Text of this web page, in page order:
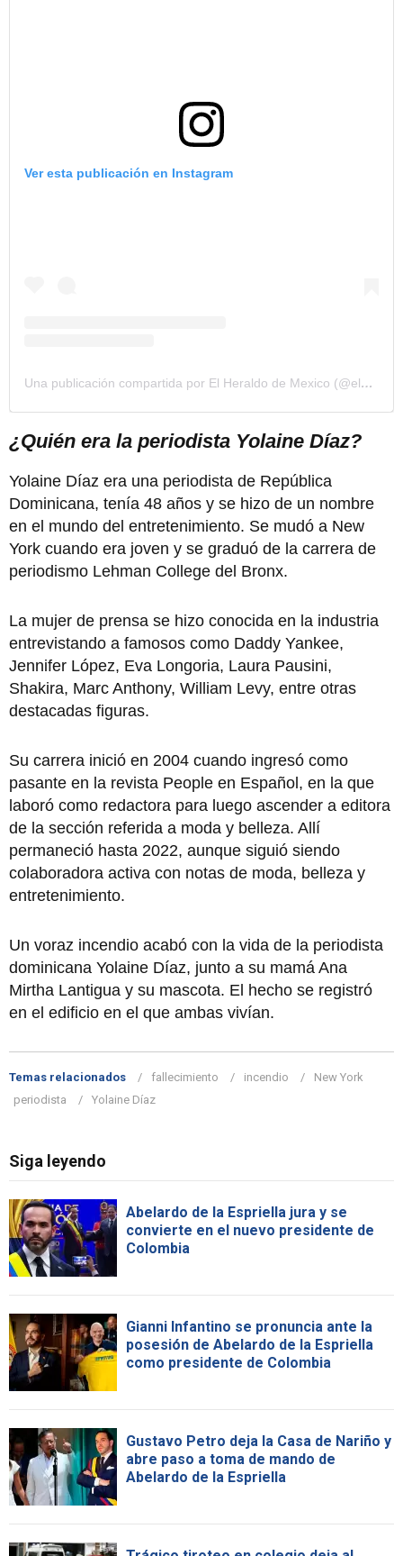
Ver esta publicación en Instagram
Una publicación compartida por El Heraldo de Mexico (@elheraldodemexico)
¿Quién era la periodista Yolaine Díaz?
Yolaine Díaz era una periodista de República
Dominicana, tenía 48 años y se hizo de un nombre
en el mundo del entretenimiento. Se mudó a New
York cuando era joven y se graduó de la carrera de
periodismo Lehman College del Bronx.
La mujer de prensa se hizo conocida en la industria
entrevistando a famosos como Daddy Yankee,
Jennifer López, Eva Longoria, Laura Pausini,
Shakira, Marc Anthony, William Levy, entre otras
destacadas figuras.
Su carrera inició en 2004 cuando ingresó como
pasante en la revista People en Español, en la que
laboró como redactora para luego ascender a editora
de la sección referida a moda y belleza. Allí
permaneció hasta 2022, aunque siguió siendo
colaboradora activa con notas de moda, belleza y
entretenimiento.
Un voraz incendio acabó con la vida de la periodista
dominicana Yolaine Díaz, junto a su mamá Ana
Mirtha Lantigua y su mascota. El hecho se registró
en el edificio en el que ambas vivían.
Temas relacionados fallecimiento incendio
New York
periodista
Yolaine Díaz
Siga leyendo
Abelardo de la Espriella jura y se
convierte en el nuevo presidente de
Colombia
Gianni Infantino se pronuncia ante la
posesión de Abelardo de la Espriella
como presidente de Colombia
Gustavo Petro deja la Casa de Nariño y
abre paso a toma de mando de
Abelardo de la Espriella